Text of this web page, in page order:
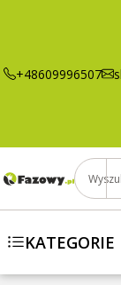
+48609996507
KATEGORIE
40W
PF>0,95
produkt
strumień
modułu
5600Lm,